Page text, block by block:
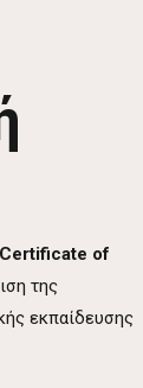
Certificate of
της
εκπαίδευσης